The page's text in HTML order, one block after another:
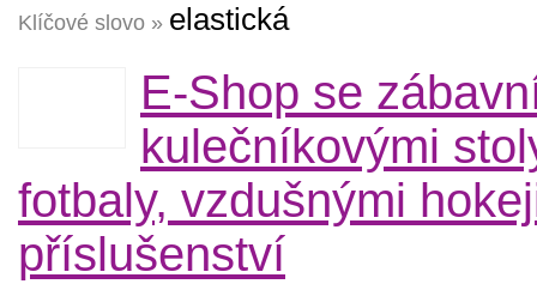
Klíčové slovo » elastická
E-Shop se
kulečníkovými
fotbaly, vzdušnými
příslušenství